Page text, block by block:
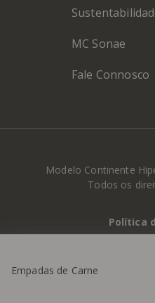
Empadas de Carne
MC Sonae
Fale Connosco
Modelo Continente
Todos os
Política